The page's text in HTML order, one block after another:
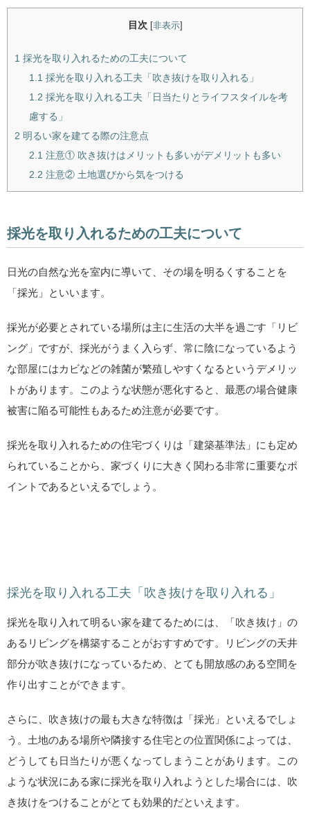
目次 [非表示]
1 採光を取り入れるための工夫について
1.1 採光を取り入れる工夫「吹き抜けを取り入れる」
1.2 採光を取り入れる工夫「日当たりとライフスタイルを考
慮する」
2 明るい家を建てる際の注意点
2.1 注意① 吹き抜けはメリットも多いがデメリットも多い
2.2 注意② 土地選びから気をつける
採光を取り入れるための工夫について
日光の自然な光を室内に導いて、その場を明るくすることを
「採光」といいます。
採光が必要とされている場所は主に生活の大半を過ごす「リビ
ング」ですが、採光がうまく入らず、常に陰になっているよう
な部屋にはカビなどの雑菌が繁殖しやすくなるというデメリッ
トがあります。このような状態が悪化すると、最悪の場合健康
被害に陥る可能性もあるため注意が必要です。
採光を取り入れるための住宅づくりは「建築基準法」にも定め
られていることから、家づくりに大きく関わる非常に重要なポ
イントであるといえるでしょう。
採光を取り入れる工夫「吹き抜けを取り入れる」
採光を取り入れて明るい家を建てるためには、「吹き抜け」の
あるリビングを構築することがおすすめです。リビングの天井
部分が吹き抜けになっているため、とても開放感のある空間を
作り出すことができます。
さらに、吹き抜けの最も大きな特徴は「採光」といえるでしょ
う。土地のある場所や隣接する住宅との位置関係によっては、
どうしても日当たりが悪くなってしまうことがあります。この
ような状況にある家に採光を取り入れようとした場合には、吹
き抜けをつけることがとても効果的だといえます。